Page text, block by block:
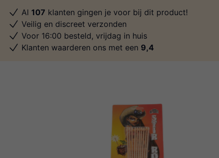
Al 107 klanten gingen je voor bij dit product!
Veilig en discreet verzonden
Voor 16:00 besteld, vrijdag in huis
Klanten waarderen ons met een 9,4